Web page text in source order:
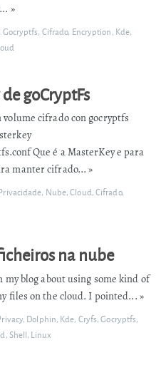
»
Gocryptfs, Cifrado, Encryption, Kde,
goCryptFs
cifrado con gocryptfs
Que é a MasterKey e para
manter cifrado...»
, Nube,Cloud,Cifrado,
na nube
my blog about using some kind of
files on the cloud. I pointed... »
, Dolphin, Kde, Cryfs,Gocryptfs,
,Shell, Linux